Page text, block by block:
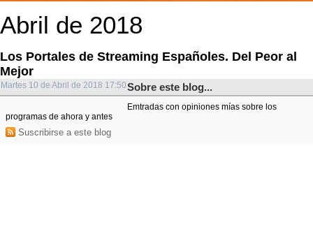
Abril de 2018
Los Portales de Streaming Españoles. Del Peor al
Mejor
Martes 10 de Abril de 2018 17:50Sobre este blog...
Emtradas con opiniones mías sobre los
programas de ahora y antes
Suscribirse a este blog